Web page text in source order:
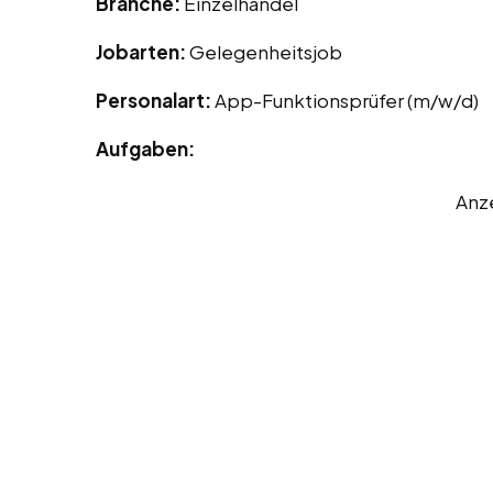
Jobarten:Gelegenheitsjob
Personalart:App-Funktionsprüfer (m/w/d)
Aufgaben: